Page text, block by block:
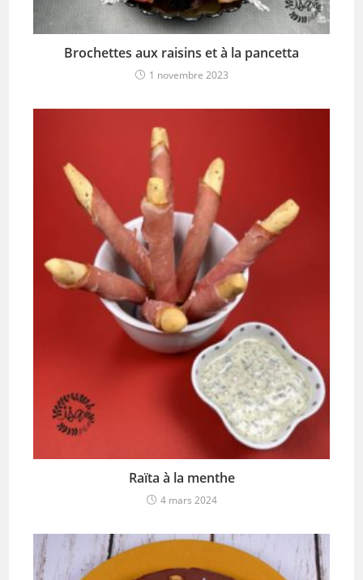
Brochettes aux raisins et à la pancetta
1 novembre 2023
Raïta à la menthe
4 mars 2024